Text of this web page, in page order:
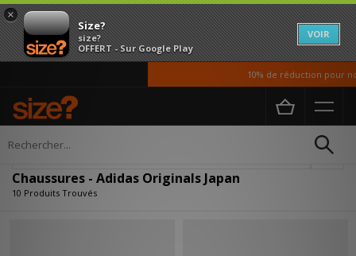
×
Size?
size?
OFFERT - Sur Google Play
VOIR
10% de réduction pour
Accueil Homme
Chaussures - Adidas Originals Japan
10 Produits Trouvés